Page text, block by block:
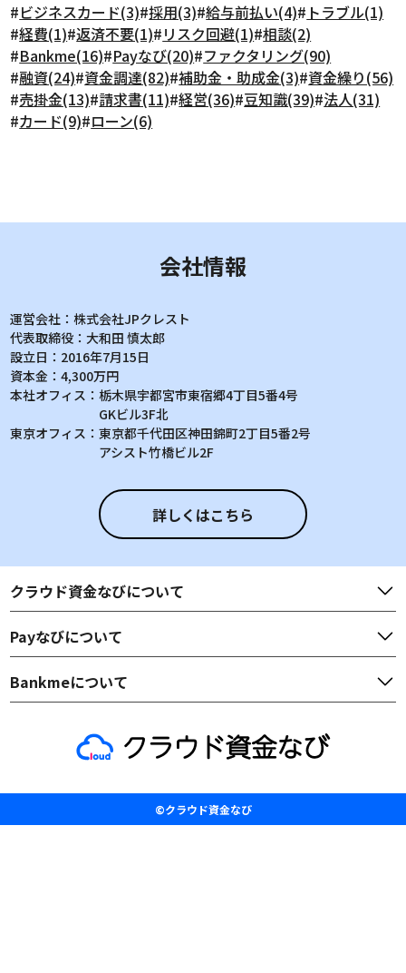
#ビジネスカード(3)#採用(3)#給与前払い(4)# トラブル(1)
#経費(1)#返済不要(1)#リスク回避(1)#相談(2)
#Bankme(16)#Payなび(20)#ファクタリング(90)
#融資(24)#資金調達(82)#補助金・助成金(3)#資金繰り(56)
#売掛金(13)#請求書(11)#経営(36)#豆知識(39)#法人(31)
#カード(9)#ローン(6)
会社情報
運営会社：株式会社JPクレスト
代表取締役：大和田 慎太郎
設立日： 2016年7月15日
資本金：4,300万円
本社オフィス：栃木県宇都宮市東宿郷4丁目5番4号
GKビル3F北
東京オフィス：東京都千代田区神田錦町2丁目5番2号
アシスト竹橋ビル2F
詳しくはこちら
クラウド資金なびについて
Payなびについて
Bankmeについて
©クラウド資金なび